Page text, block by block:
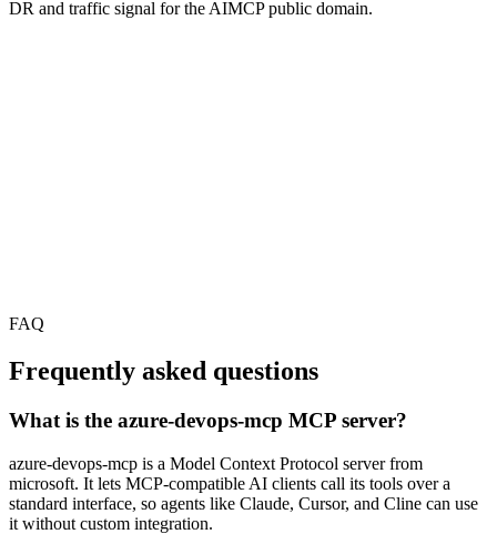
DR and traffic signal for the AIMCP public domain.
FAQ
Frequently asked questions
What is the azure-devops-mcp MCP server?
azure-devops-mcp is a Model Context Protocol server from
microsoft. It lets MCP-compatible AI clients call its tools over a
standard interface, so agents like Claude, Cursor, and Cline can use
it without custom integration.